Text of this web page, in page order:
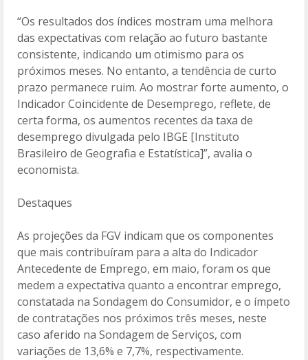
“Os resultados dos índices mostram uma melhora
das expectativas com relação ao futuro bastante
consistente, indicando um otimismo para os
próximos meses. No entanto, a tendência de curto
prazo permanece ruim. Ao mostrar forte aumento, o
Indicador Coincidente de Desemprego, reflete, de
certa forma, os aumentos recentes da taxa de
desemprego divulgada pelo IBGE [Instituto
Brasileiro de Geografia e Estatística]”, avalia o
economista.
Destaques
As projeções da FGV indicam que os componentes
que mais contribuíram para a alta do Indicador
Antecedente de Emprego, em maio, foram os que
medem a expectativa quanto a encontrar emprego,
constatada na Sondagem do Consumidor, e o ímpeto
de contratações nos próximos três meses, neste
caso aferido na Sondagem de Serviços, com
variações de 13,6% e 7,7%, respectivamente.